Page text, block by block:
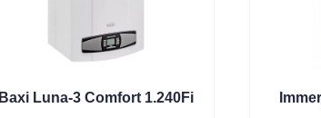
Baxi Luna-3 Comfort 1.240Fi